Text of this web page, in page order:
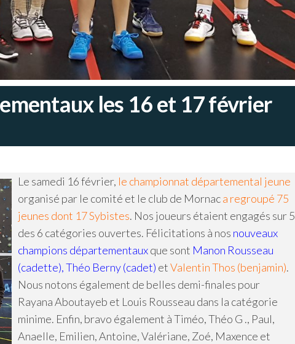
les 16 et 17 février
Le samedi 16 février, le championnat départemental jeune
organisé par le comité et le club de Mornaca regroupé 75
jeunes dont 17 Sybistes. Nos joueurs étaient engagés sur 5
des 6 catégories ouvertes. Félicitations à nos nouveaux
champions départementauxque sont Manon Rousseau
(cadette), Théo Berny (cadet) etValentin Thos (benjamin).
Nous notons également de belles demi-finales pour
Rayana Aboutayeb et Louis Rousseau dans la catégorie
minime. Enfin, bravo également à Timéo, Théo G ., Paul,
Anaelle, Emilien, Antoine, Valériane, Zoé, Maxence et